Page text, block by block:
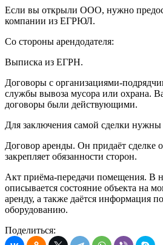
Если вы открыли ООО, нужно
компании из ЕГРЮЛ.
Со стороны арендодателя:
Выписка из ЕГРН.
Договоры с организациями-
службы вывоза мусора или охрана.
договоры были действующими.
Для заключения самой сделки нужны
Договор аренды. Он придаёт сделке
закрепляет обязанности сторон.
Акт приёма-передачи помещения. В
описывается состояние объекта на
аренду, а также даётся информация
оборудованию.
Поделиться: